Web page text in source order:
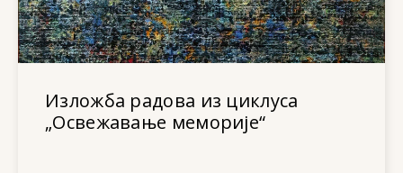
Изложба радова из циклуса
„Освежавање меморије“